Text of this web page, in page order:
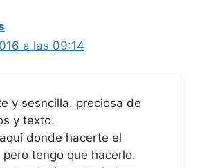
a las 09:14
y sesncilla. preciosa de
y texto.
donde hacerte el
tengo que hacerlo.